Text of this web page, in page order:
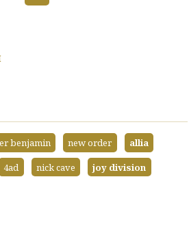
benjamin new order
allia
4ad nick cave
joy division